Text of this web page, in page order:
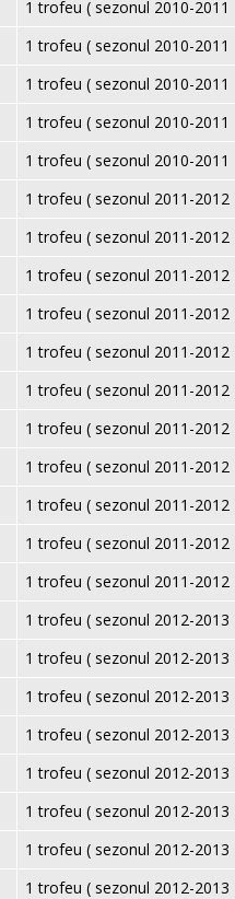
1 trofeu ( sezonul 2010-2011
1 trofeu ( sezonul 2010-2011
1 trofeu ( sezonul 2010-2011
1 trofeu ( sezonul 2010-2011
1 trofeu ( sezonul 2010-2011
1 trofeu ( sezonul 2011-2012
1 trofeu ( sezonul 2011-2012
1 trofeu ( sezonul 2011-2012
1 trofeu ( sezonul 2011-2012
1 trofeu ( sezonul 2011-2012
1 trofeu ( sezonul 2011-2012
1 trofeu ( sezonul 2011-2012
1 trofeu ( sezonul 2011-2012
1 trofeu ( sezonul 2011-2012
1 trofeu ( sezonul 2011-2012
1 trofeu ( sezonul 2011-2012
1 trofeu ( sezonul 2012-2013
1 trofeu ( sezonul 2012-2013
1 trofeu ( sezonul 2012-2013
1 trofeu ( sezonul 2012-2013
1 trofeu ( sezonul 2012-2013
1 trofeu ( sezonul 2012-2013
1 trofeu ( sezonul 2012-2013
1 trofeu ( sezonul 2012-2013